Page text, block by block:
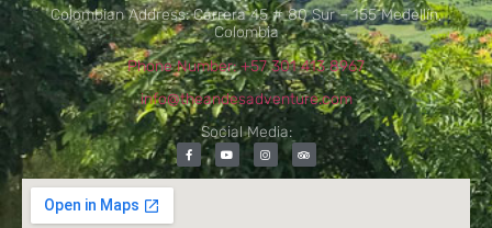
Colombian Address: Carrera 45 # 80 Sur – 155 Medellín,
Colombia
Phone Number: +57 301 413 8967
info@theandesadventure.com
Social Media: